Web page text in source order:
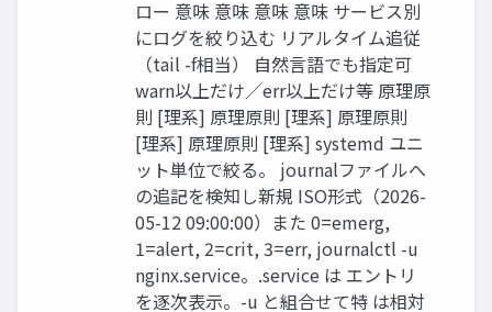
ロー 意味 意味 意味 意味 サービス別
にログを絞り込む リアルタイム追従
（tail -f相当） 自然言語でも指定可
warn以上だけ／err以上だけ等 原理原
則 [理系] 原理原則 [理系] 原理原則
[理系] 原理原則 [理系] systemd ユニ
ット単位で絞る。 journalファイルへ
の追記を検知し新規 ISO形式（2026-
05-12 09:00:00）また 0=emerg,
1=alert, 2=crit, 3=err, journalctl -u
nginx.service。.service は エントリ
を逐次表示。-u と組合せて特 は相対